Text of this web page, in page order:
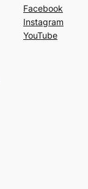
Facebook
Instagram
YouTube